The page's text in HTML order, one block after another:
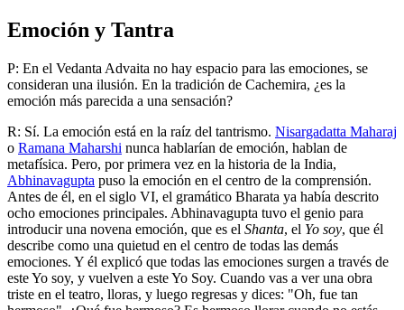
Emoción y Tantra
P: En el Vedanta Advaita no hay espacio para las emociones, se
consideran una ilusión. En la tradición de Cachemira, ¿es la
emoción más parecida a una sensación?
R: Sí. La emoción está en la raíz del tantrismo. Nisargadatta Maharaj
o Ramana Maharshi nunca hablarían de emoción, hablan de
metafísica. Pero, por primera vez en la historia de la India,
Abhinavagupta puso la emoción en el centro de la comprensión.
Antes de él, en el siglo VI, el gramático Bharata ya había descrito
ocho emociones principales. Abhinavagupta tuvo el genio para
introducir una novena emoción, que es el Shanta, el Yo soy, que él
describe como una quietud en el centro de todas las demás
emociones. Y él explicó que todas las emociones surgen a través de
este Yo soy, y vuelven a este Yo Soy. Cuando vas a ver una obra
triste en el teatro, lloras, y luego regresas y dices: "Oh, fue tan